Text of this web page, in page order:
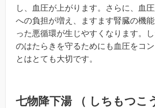
し、血圧が上がります。さらに、血
への負担が増え、ますます腎臓の機
った悪循環が生じやすくなります。
のはたらきを守るためにも血圧をコ
とはとても大切です。
七物降下湯 （ しちもつこ